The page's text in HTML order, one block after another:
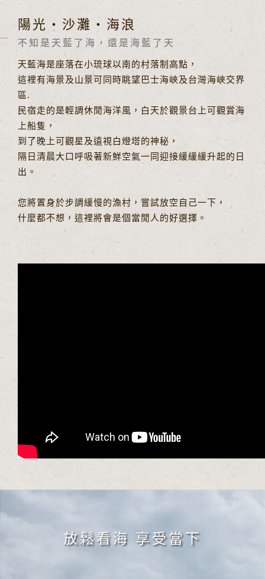
陽光‧沙灘‧海浪
不知是天藍了海，還是海藍了天
天藍海是座落在小琉球以南的村落制高點，
這裡有海景及山景可同時眺望巴士海峽及台灣海峽交界
區.
民宿走的是輕調休閒海洋風，白天於觀景台上可觀賞海
上船隻，
到了晚上可觀星及遠視白燈塔的神秘，
隔日清晨大口呼吸著新鮮空氣一同迎接緩緩緩升起的日
出。
您將置身於步調緩慢的漁村，嘗試放空自己一下，
什麼都不想，這裡將會是個當閒人的好選擇。
放鬆看海 享受當下